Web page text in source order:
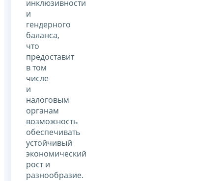
инклюзивности
и
гендерного
баланса,
что
предоставит
в том
числе
и
налоговым
органам
возможность
обеспечивать
устойчивый
экономический
рост и
разнообразие.